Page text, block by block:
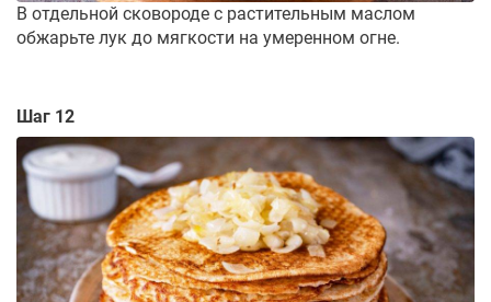
В отдельной сковороде с растительным маслом
обжарьте лук до мягкости на умеренном огне.
Шаг 12